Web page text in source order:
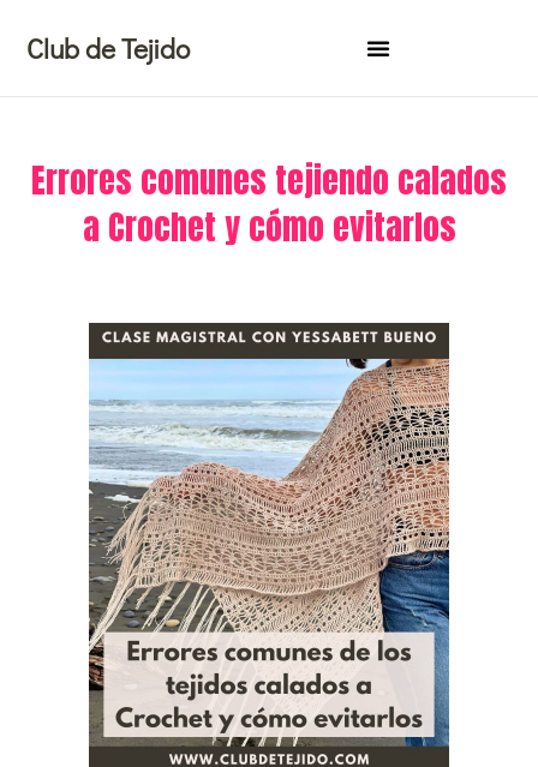
contenido
Club de Tejido
Errores comunes tejiendo calados
a Crochet y cómo evitarlos